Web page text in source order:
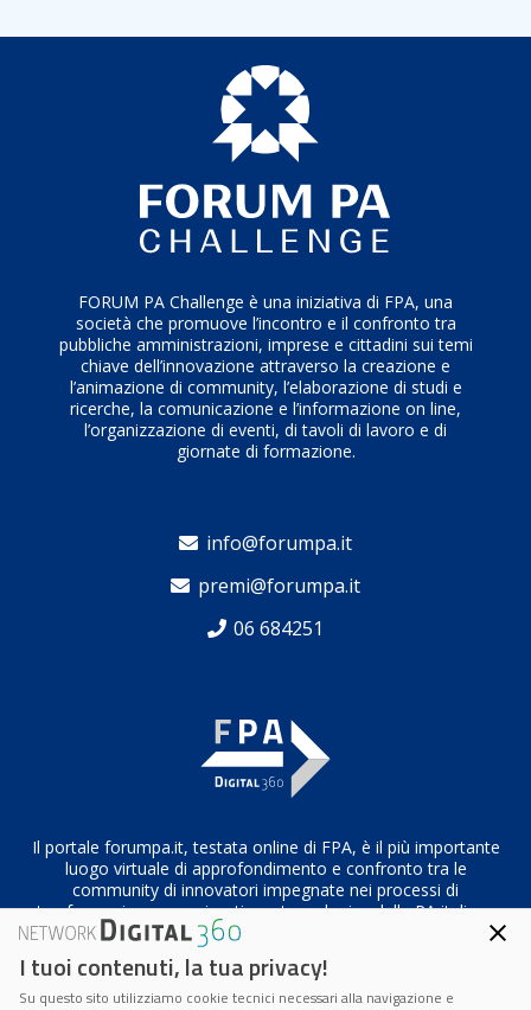
FORUM PA Challenge è una iniziativa di FPA, una
società che promuove l’incontro e il confronto tra
pubbliche amministrazioni, imprese e cittadini sui temi
chiave dell’innovazione attraverso la creazione e
l’animazione di community, l’elaborazione di studi e
ricerche, la comunicazione e l’informazione on line,
l’organizzazione di eventi, di tavoli di lavoro e di
giornate di formazione.
info@forumpa.it
premi@forumpa.it
06 684251
Il portale forumpa.it, testata online di FPA, è il più importante
luogo virtuale di approfondimento e confronto tra le
community di innovatori impegnate nei processi di
trasformazione organizzativa e tecnologica della PA italiana
I tuoi contenuti, la tua privacy!
Su questo sito utilizziamo cookie tecnici necessari alla navigazione e